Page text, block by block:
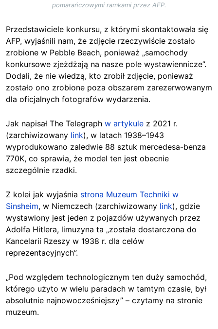
pomarańczowymi ramkami przez AFP.
Przedstawiciele konkursu, z którymi skontaktowała się
AFP, wyjaśnili nam, że zdjęcie rzeczywiście zostało
zrobione w Pebble Beach, ponieważ „samochody
konkursowe zjeżdżają na nasze pole wystawiennicze”.
Dodali, że nie wiedzą, kto zrobił zdjęcie, ponieważ
zostało ono zrobione poza obszarem zarezerwowanym
dla oficjalnych fotografów wydarzenia.
Jak napisał The Telegraph w artykule z 2021 r.
(zarchiwizowany link), w latach 1938–1943
wyprodukowano zaledwie 88 sztuk mercedesa-benza
770K, co sprawia, że model ten jest obecnie
szczególnie rzadki.
Z kolei jak wyjaśnia strona Muzeum Techniki w
Sinsheim, w Niemczech (zarchiwizowany link), gdzie
wystawiony jest jeden z pojazdów używanych przez
Adolfa Hitlera, limuzyna ta „została dostarczona do
Kancelarii Rzeszy w 1938 r. dla celów
reprezentacyjnych”.
„Pod względem technologicznym ten duży samochód,
którego użyto w wielu paradach w tamtym czasie, był
absolutnie najnowocześniejszy” – czytamy na stronie
muzeum.